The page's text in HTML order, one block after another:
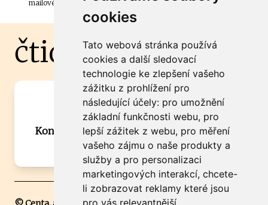
cookies
Tato webová stránka používá
cookies a další sledovací
technologie ke zlepšení vašeho
zážitku z prohlížení pro
následující účely: pro umožnění
základní funkčnosti webu, pro
lepší zážitek z webu, pro měření
vašeho zájmu o naše produkty a
služby a pro personalizaci
marketingových interakcí, chcete-
li zobrazovat reklamy které jsou
pro vás relevantnější.
mailové schránky.
čtidoma.cz
Máte zajímavou informaci? Chcete
spolupracovat?
Kontaktujte šéfredaktora Martina Chalupu:
chalupa@ctidoma.cz